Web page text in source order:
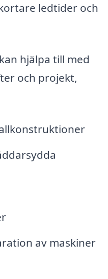
ledtider och
hjälpa till med
och projekt,
av maskiner